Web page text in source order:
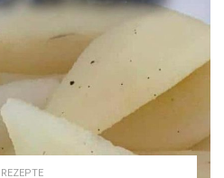
REZEPTE